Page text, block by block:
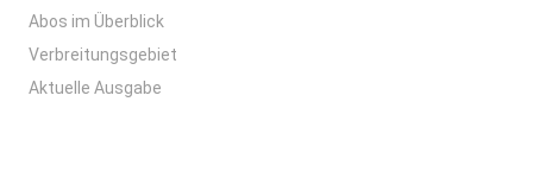
Abos im Überblick
Verbreitungsgebiet
Aktuelle Ausgabe